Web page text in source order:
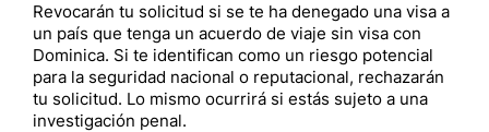
Revocarán tu solicitud si se te ha denegado una visa a
un país que tenga un acuerdo de viaje sin visa con
Dominica. Si te identifican como un riesgo potencial
para la seguridad nacional o reputacional, rechazarán
tu solicitud. Lo mismo ocurrirá si estás sujeto a una
investigación penal.